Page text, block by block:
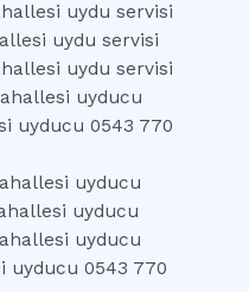
uydu servisi
uydu servisi
uydu servisi
uyducu
uyducu 0543 770
uyducu
uyducu
uyducu
uyducu 0543 770